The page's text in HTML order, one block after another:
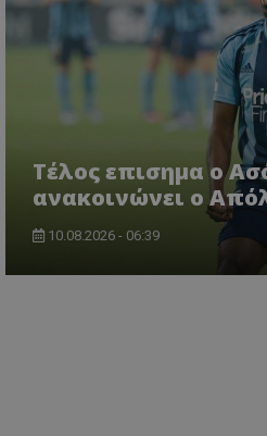
Tέλος επισημα ο
ανακοινώνει ο
10.08.2026 - 06:39